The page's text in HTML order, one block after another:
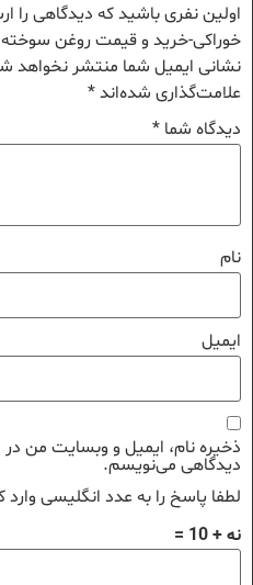
نفری باشید که دیدگاهی را
خرید و قیمت روغن سوخته
ایمیل شما منتشر نخواهد
شده‌اند*
شما*
نام، ایمیل و وبسایت من در
می‌نویسم.
پاسخ را به عدد انگلیسی وارد
+ 10 =